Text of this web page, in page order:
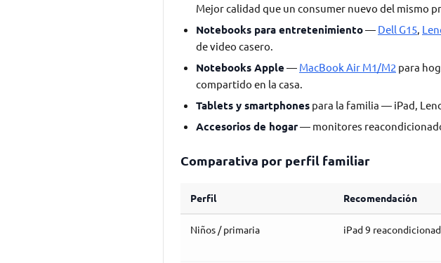
Mejor calidad que un consumer nuevo del mismo
Notebooks para entretenimiento— Dell G15,
de video casero.
Notebooks Apple — MacBook Air M1/M2 para
compartido en la casa.
Tablets y smartphones para la familia — iPad,
Accesorios de hogar— monitores
Comparativa por perfil familiar
Perfil Recomendación
Niños / primaria iPad 9